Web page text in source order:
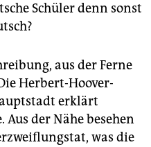
Schüler denn sonst
aus der Ferne
Herbert-Hoover-
erklärt
der Nähe besehen
was die